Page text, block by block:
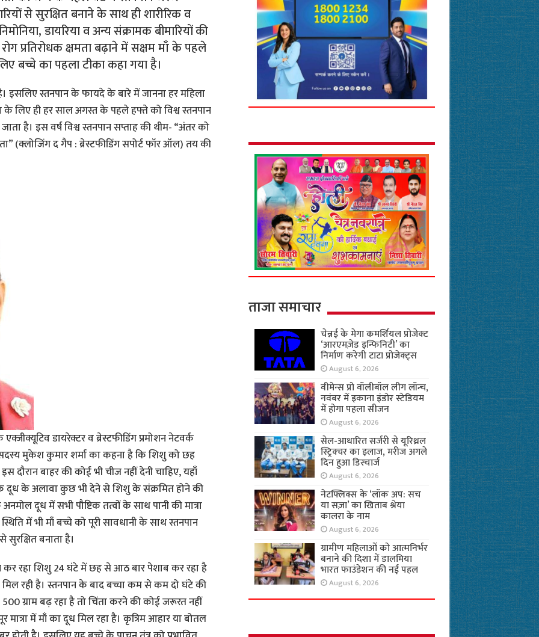
से सुरक्षित बनाने के साथ ही शारीरिक व
डायरिया व अन्य संक्रामक बीमारियों की
प्रतिरोधक क्षमता बढ़ाने में सक्षम माँ के पहले
बच्चे का पहला टीका कहा गया है।
इसलिए स्तनपान के फायदे के बारे में जानना हर महिला
लिए ही हर साल अगस्त के पहले हफ्ते को विश्व स्तनपान
है। इस वर्ष विश्व स्तनपान सप्ताह की थीम- “अंतर को
(क्लोजिंग द गैप : ब्रेस्टफीडिंग सपोर्ट फॉर ऑल) तय की
डायरेक्टर व ब्रेस्टफीडिंग प्रमोशन नेटवर्क
मुकेश कुमार शर्मा का कहना है कि शिशु को छह
दौरान बाहर की कोई भी चीज नहीं देनी चाहिए, यहाँ
दूध के अलावा कुछ भी देने से शिशु के संक्रमित होने की
दूध में सभी पौष्टिक तत्वों के साथ पानी की मात्रा
में भी माँ बच्चे को पूरी सावधानी के साथ स्तनपान
बनाता है।
कर रहा शिशु 24 घंटे में छह से आठ बार पेशाब कर रहा है
रही है। स्तनपान के बाद बच्चा कम से कम दो घंटे की
ग्राम बढ़ रहा है तो चिंता करने की कोई जरूरत नहीं
में माँ का दूध मिल रहा है। कृत्रिम आहार या बोतल
ताजा समाचार
चेन्नई के मेगा कमर्शियल प्रोजेक्ट
‘आरएमज़ेड इन्फिनिटी’ का
निर्माण करेगी टाटा प्रोजेक्ट्स
August 6, 2026
वीमेन्स प्रो वॉलीबॉल लीग लॉन्च,
नवंबर में इकाना इंडोर स्टेडियम
में होगा पहला सीजन
August 6, 2026
सेल-आधारित सर्जरी से यूरिथ्रल
स्ट्रिक्चर का इलाज, मरीज अगले
दिन हुआ डिस्चार्ज
August 6, 2026
नेटफ्लिक्स के ‘लॉक अप: सच
या सज़ा’ का खिताब श्रेया
कालरा के नाम
August 6, 2026
ग्रामीण महिलाओं को आत्मनिर्भर
बनाने की दिशा में डालमिया
भारत फाउंडेशन की नई पहल
August 6, 2026